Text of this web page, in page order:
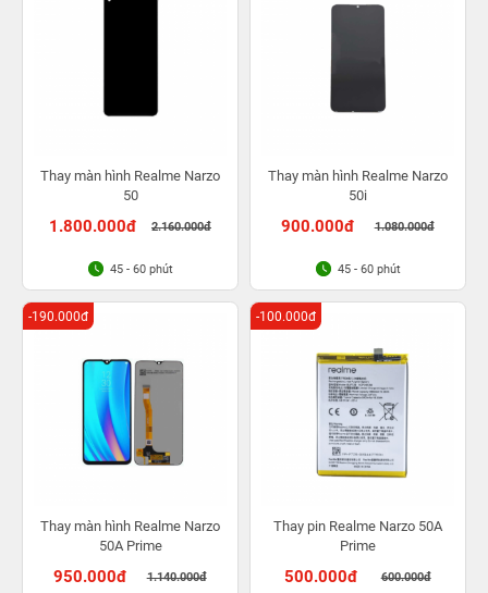
Thay màn hình Realme Narzo
50
1.800.000đ 2.160.000đ
45 - 60 phút
Thay màn hình Realme Narzo
50i
900.000đ 1.080.000đ
45 - 60 phút
Thay màn hình Realme Narzo
50A Prime
950.000đ 1.140.000đ
-190.000đ
Thay pin Realme Narzo 50A
Prime
500.000đ 600.000đ
-100.000đ